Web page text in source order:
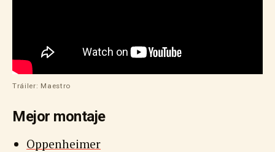
Tráiler: Maestro
Mejor montaje
Oppenheimer